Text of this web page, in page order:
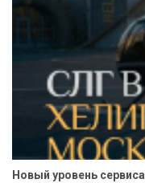
Новый уровень сервиса